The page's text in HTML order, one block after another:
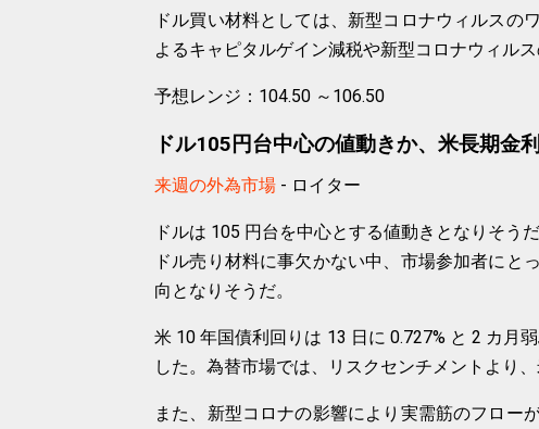
ドル買い材料としては、新型コロナウィルスの
よるキャピタルゲイン減税や新型コロナウィル
予想レンジ：104.50 ～106.50
ドル105円台中心の値動きか、米長期金
来週の外為市場 - ロイター
ドルは 105 円台を中心とする値動きとなりそうだ
ドル売り材料に事欠かない中、市場参加者にと
向となりそうだ。
米 10 年国債利回りは 13 日に 0.727% と 2 カ月
した。為替市場では、リスクセンチメントより
また、新型コロナの影響により実需筋のフロー